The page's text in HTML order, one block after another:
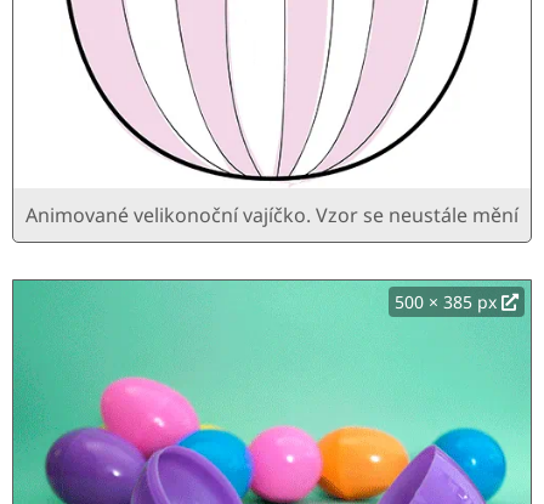
Animované velikonoční vajíčko. Vzor se neustále mění
500 × 385 px